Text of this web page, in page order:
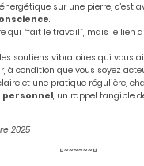
sur une pierre, c’est
.
qui “fait le travail”, mais le lien
soutiens vibratoires qui vous
à condition que vous soyez
et une pratique régulière,
personnel, un rappel tangible
2025
¤~~~~~~¤